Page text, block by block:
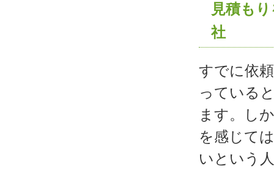
見積も
社
すでに依
っている
ます。し
を感じて
いという